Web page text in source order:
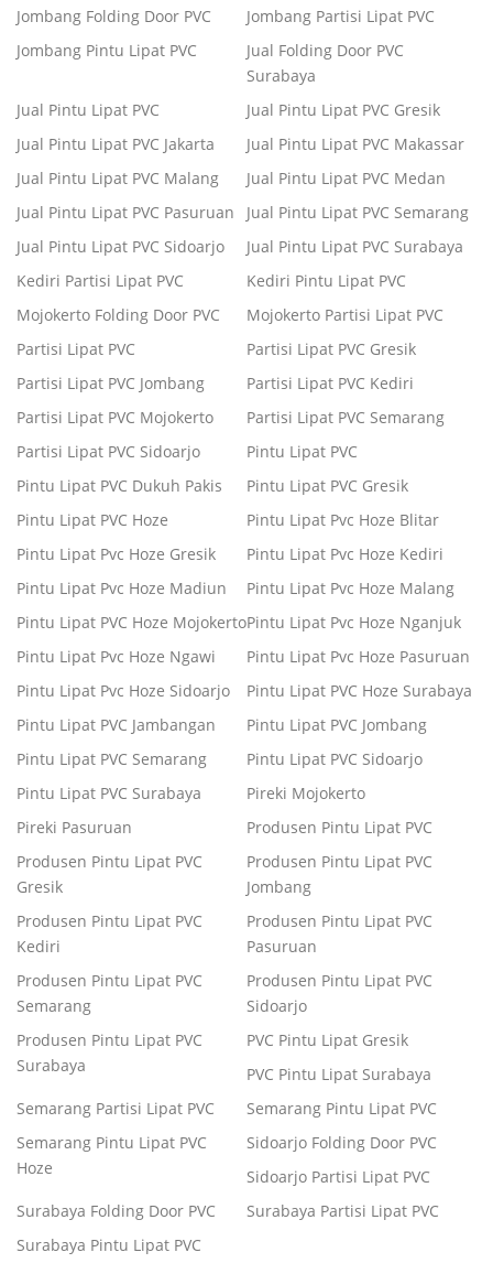
Jombang Folding Door PVC
Jombang Partisi Lipat PVC
Jombang Pintu Lipat PVC
Jual Folding Door PVC
Surabaya
Jual Pintu Lipat PVC
Jual Pintu Lipat PVC Gresik
Jual Pintu Lipat PVC Jakarta
Jual Pintu Lipat PVC Makassar
Jual Pintu Lipat PVC Malang
Jual Pintu Lipat PVC Medan
Jual Pintu Lipat PVC Pasuruan
Jual Pintu Lipat PVC Semarang
Jual Pintu Lipat PVC Sidoarjo
Jual Pintu Lipat PVC Surabaya
Kediri Partisi Lipat PVC
Kediri Pintu Lipat PVC
Mojokerto Folding Door PVC
Mojokerto Partisi Lipat PVC
Partisi Lipat PVC
Partisi Lipat PVC Gresik
Partisi Lipat PVC Jombang
Partisi Lipat PVC Kediri
Partisi Lipat PVC Mojokerto
Partisi Lipat PVC Semarang
Partisi Lipat PVC Sidoarjo
Pintu Lipat PVC
Pintu Lipat PVC Dukuh Pakis
Pintu Lipat PVC Gresik
Pintu Lipat PVC Hoze
Pintu Lipat Pvc Hoze Blitar
Pintu Lipat Pvc Hoze Gresik
Pintu Lipat Pvc Hoze Kediri
Pintu Lipat Pvc Hoze Madiun
Pintu Lipat Pvc Hoze Malang
Pintu Lipat PVC Hoze MojokertoPintu Lipat Pvc Hoze Nganjuk
Pintu Lipat Pvc Hoze Ngawi
Pintu Lipat Pvc Hoze Pasuruan
Pintu Lipat Pvc Hoze Sidoarjo
Pintu Lipat PVC Hoze Surabaya
Pintu Lipat PVC Jambangan
Pintu Lipat PVC Jombang
Pintu Lipat PVC Semarang
Pintu Lipat PVC Sidoarjo
Pintu Lipat PVC Surabaya
Pireki Mojokerto
Pireki Pasuruan
Produsen Pintu Lipat PVC
Produsen Pintu Lipat PVC
Gresik
Produsen Pintu Lipat PVC
Jombang
Produsen Pintu Lipat PVC
Kediri
Produsen Pintu Lipat PVC
Pasuruan
Produsen Pintu Lipat PVC
Semarang
Produsen Pintu Lipat PVC
Sidoarjo
Produsen Pintu Lipat PVC
Surabaya
PVC Pintu Lipat Gresik
PVC Pintu Lipat Surabaya
Semarang Partisi Lipat PVC
Semarang Pintu Lipat PVC
Semarang Pintu Lipat PVC
Hoze
Sidoarjo Folding Door PVC
Sidoarjo Partisi Lipat PVC
Surabaya Folding Door PVC
Surabaya Partisi Lipat PVC
Surabaya Pintu Lipat PVC